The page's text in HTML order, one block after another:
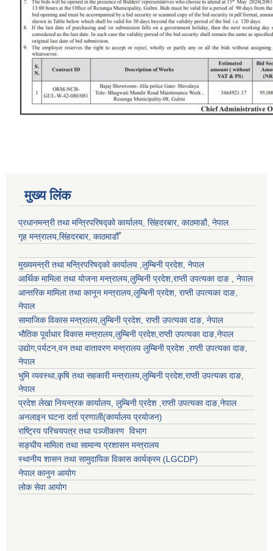
मुख्य लिंक
प्रधानमन्त्री तथा मन्त्रिपरिषद्को कार्यालय, सिंहदरबार, काठमाडौ, नेपाल
गृह मन्त्रालय,सिंहदरबार, काठमाडौँ
मुख्यमन्त्री तथा मन्त्रिपरिषद्को कार्यालय ,लुम्बिनी प्रदेश, नेपाल
आर्थिक मामिला तथा योजना मन्त्रालय,लुम्बिनी प्रदेश,राप्ती उपत्यका दाङ , नेपाल
आन्तरिक मामिला तथा कानून मन्त्रालय,लुम्बिनी प्रदेश, राप्ती उपत्यका दाङ,
नेपाल
सामाजिक विकास मन्त्रालय,लुम्बिनी प्रदेश, राप्ती उपत्यका दाङ, नेपाल
भौतिक पूर्वाधार विकास मन्त्रालय,लुम्बिनी प्रदेश,राप्ती उपत्यका दाङ,नेपाल
उद्याेग,पर्यटन,वन तथा वातावरण मन्त्रालय लुम्बिनी प्रदेश ,राप्ती उपत्यका दाङ,
नेपाल
भुमि व्यवस्था,कृषि तथा सहकारी मन्त्रालय,लुम्बिनी प्रदेश,राप्ती उपत्यका दाङ,
नेपाल
प्रदेश लेखा नियन्त्रक कार्यालय, लुम्बिनी प्रदेश ,राप्ती उपत्यका दाङ,नेपाल
अनलाइन घटना दर्ता प्रणाली(कार्यालय प्रयोजन)
राष्ट्रिय परिचयपत्र तथा पञ्जीकरण विभाग
सङ्घीय मामिला तथा सामान्य प्रशासन मन्त्रालय
स्थानीय शासन तथा सामुदायिक विकास कार्यक्रम (LGCDP)
नेपाल कानुन आयोग
लोक सेवा आयोग